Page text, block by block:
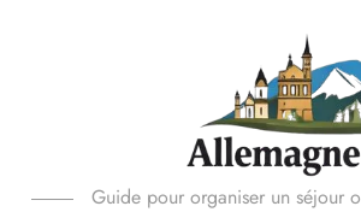
Guide pour organiser un séjour